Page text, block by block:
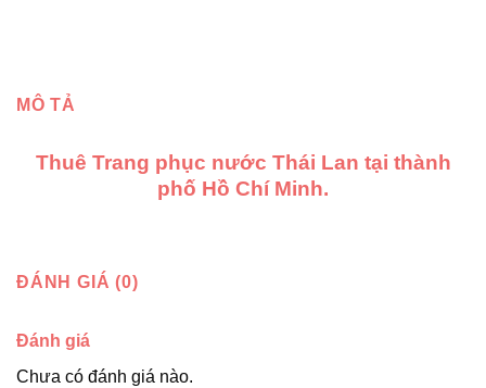
MÔ TẢ
Thuê Trang phục nước Thái Lan tại thành
phố Hồ Chí Minh.
ĐÁNH GIÁ (0)
Đánh giá
Chưa có đánh giá nào.